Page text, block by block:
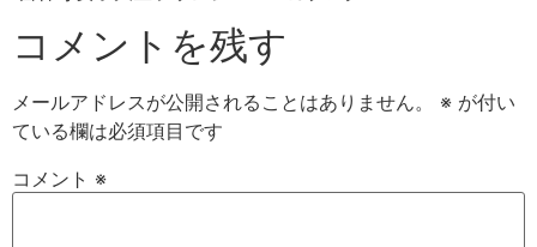
コメントを残す
メールアドレスが公開されることはありません。 ※ が付い
ている欄は必須項目です
コメント ※